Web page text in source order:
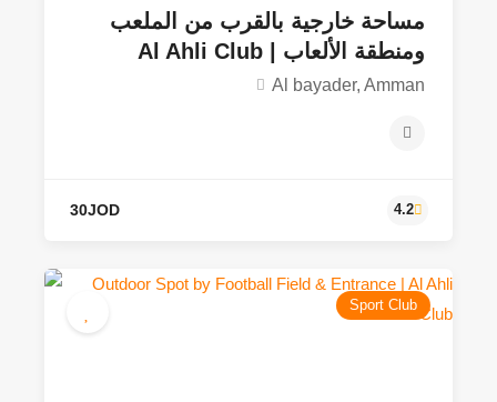
5.0
مساحة خارجية بالقرب من الملعب
ومنطقة الألعاب | Al Ahli Club
Al bayader, Amman
Sport Club